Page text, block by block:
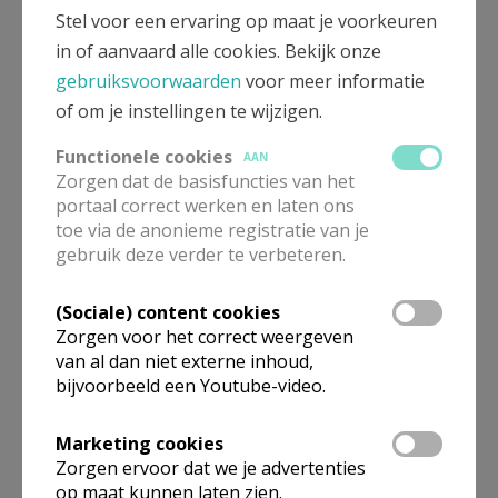
worden uitgevoerd door Jules Van Nieuwenhuyse
(nieuw gewelfbeschot) en Ghislain Janssens wat de
neogotische muurdecoratie betreft. De kapel en het
koor worden met een hoge plint in damastmotief en
uitzondering van twee glasramen is niets van deze
negentiende-eeuwse ingreep bewaard.
O.-L.-Vrouw vanBlindekensis een bakstenen
een smaller (en pas in 1703) aangebouwd vijfzijdig
koor. De voorgevel is een hoge topgevel, die is
afgewerkt met vlechtingen (dit is een metselwijze
waarbij loodrecht op de schuine zijkanten van de
lagen worden ingemetseld om het metselverband te
verstevigen: een typische werkwijze in de
Stel voor een ervaring op maat je voorkeuren
in of aanvaard alle cookies. Bekijk onze
gebruiksvoorwaarden voor meer informatie
of om je instellingen te wijzigen.
Functionele cookies
AAN
Zorgen dat de basisfuncties van het
portaal correct werken en laten ons
toe via de anonieme registratie van je
gebruik deze verder te verbeteren.
(Sociale) content cookies
Zorgen voor het correct weergeven
van al dan niet externe inhoud,
bijvoorbeeld een Youtube-video.
Marketing cookies
Zorgen ervoor dat we je advertenties
op maat kunnen laten zien.